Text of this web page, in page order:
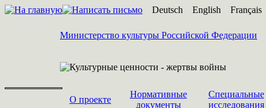
Deutsch English Français
Министерство культуры Российской Федерации
О проекте
Нормативные
документы
Специальные
исследования